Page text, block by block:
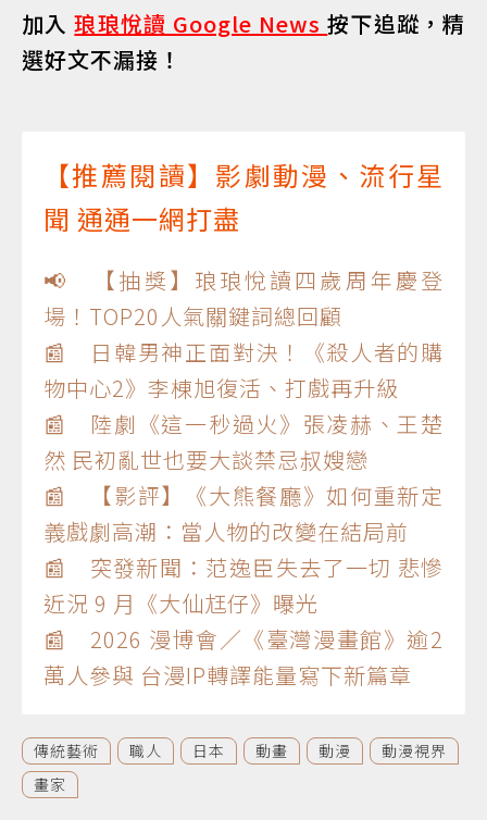
加入琅琅悅讀 Google News按下追蹤，精
選好文不漏接！
【推薦閱讀】影劇動漫、流行星
聞 通通一網打盡
📢 【抽獎】琅琅悅讀四歲周年慶登
場！TOP20人氣關鍵詞總回顧
📰 日韓男神正面對決！《殺人者的購
物中心2》李棟旭復活、打戲再升級
📰 陸劇《這一秒過火》張凌赫、王楚
然 民初亂世也要大談禁忌叔嫂戀
📰 【影評】《大熊餐廳》如何重新定
義戲劇高潮：當人物的改變在結局前
📰 突發新聞：范逸臣失去了一切 悲慘
近況 9 月《大仙尪仔》曝光
📰 2026 漫博會／《臺灣漫畫館》逾2
萬人參與 台漫IP轉譯能量寫下新篇章
傳統藝術 職人 日本 動畫 動漫
動漫視界
畫家